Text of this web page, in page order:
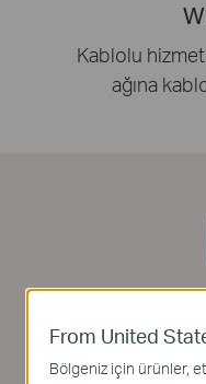
Kablolu
ağına
IGMP Proxy/
From United
Bölgeniz için ürünler,